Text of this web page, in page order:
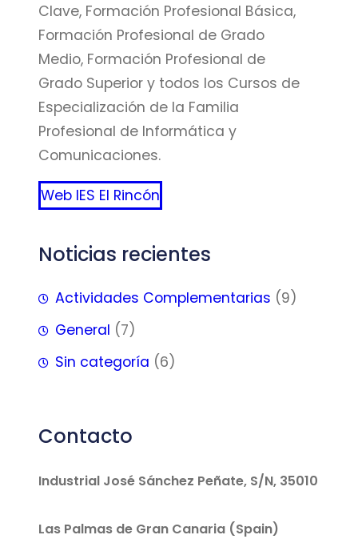
Clave, Formación Profesional Básica,
Formación Profesional de Grado
Medio, Formación Profesional de
Grado Superior y todos los Cursos de
Especialización de la Familia
Profesional de Informática y
Comunicaciones.
Web IES El Rincón
Noticias recientes
Actividades Complementarias (9)
General (7)
Sin categoría (6)
Contacto
Industrial José Sánchez Peñate, S/N, 35010
Las Palmas de Gran Canaria (Spain)